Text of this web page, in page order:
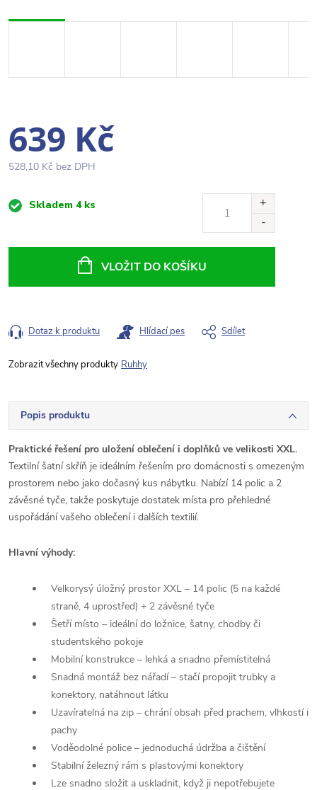
639 Kč
528,10 Kč bez DPH
MěrnáSkladem 4 ks
VLOŽIT DO KOŠÍKU
Dotaz k produktu Hlídací pes Sdílet
Ruhhy
Popis produktu
Praktické řešení pro uložení oblečení i doplňků ve velikosti XXL.
Textilní šatní skříň je ideálním řešením pro domácnosti s omezeným
prostorem nebo jako dočasný kus nábytku. Nabízí 14 polic a 2
závěsné tyče, takže poskytuje dostatek místa pro přehledné
uspořádání vašeho oblečení i dalších textilií.
Hlavní výhody:
Velkorysý úložný prostor XXL – 14 polic (5 na každé
straně, 4 uprostřed) + 2 závěsné tyče
Šetří místo – ideální do ložnice, šatny, chodby či
studentského pokoje
Mobilní konstrukce – lehká a snadno přemístitelná
Snadná montáž bez nářadí – stačí propojit trubky a
konektory, natáhnout látku
Uzavíratelná na zip – chrání obsah před prachem, vlhkostí i
pachy
Voděodolné police – jednoduchá údržba a čištění
Stabilní železný rám s plastovými konektory
Lze snadno složit a uskladnit, když ji nepotřebujete